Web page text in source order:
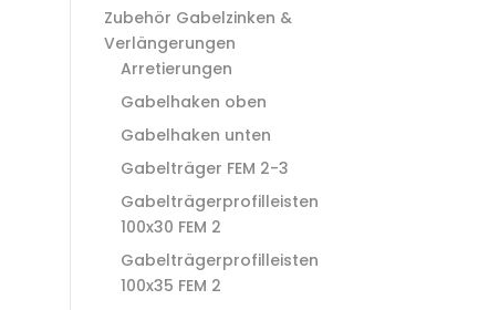
Zubehör Gabelzinken &
Verlängerungen
Arretierungen
Gabelhaken oben
Gabelhaken unten
Gabelträger FEM 2-3
Gabelträgerprofilleisten
100x30 FEM 2
Gabelträgerprofilleisten
100x35 FEM 2